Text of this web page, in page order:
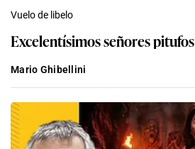
Vuelo de libelo
Excelentísimos señores pitufos
Mario Ghibellini